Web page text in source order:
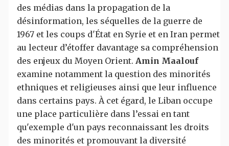
des médias dans la propagation de la
désinformation, les séquelles de la guerre de
1967 et les coups d'État en Syrie et en Iran permet
au lecteur d’étoffer davantage sa compréhension
des enjeux du Moyen Orient. Amin Maalouf
examine notamment la question des minorités
ethniques et religieuses ainsi que leur influence
dans certains pays. À cet égard, le Liban occupe
une place particulière dans l’essai en tant
qu'exemple d'un pays reconnaissant les droits
des minorités et promouvant la diversité